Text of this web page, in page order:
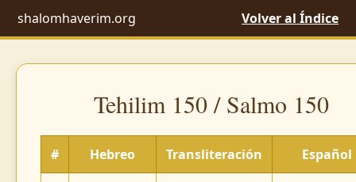
shalomhaverim.org Volver al Índice
Tehilim 150 / Salmo 150
# Hebreo Transliteración Español